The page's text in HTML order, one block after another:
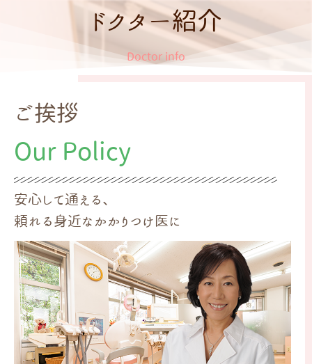
ドクター紹介
Doctor info
ご挨拶
Our Policy
安心して通える、
頼れる身近なかかりつけ医に